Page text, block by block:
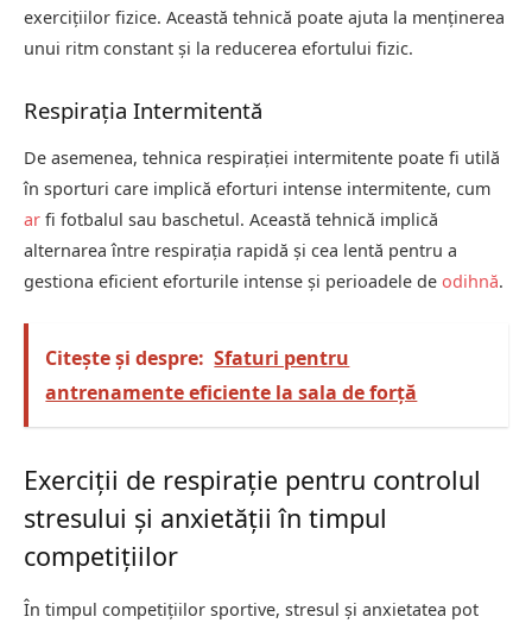
exercițiilor fizice. Această tehnică poate ajuta la menținerea
unui ritm constant și la reducerea efortului fizic.
Respirația Intermitentă
De asemenea, tehnica respirației intermitente poate fi utilă
în sporturi care implică eforturi intense intermitente, cum
ar fi fotbalul sau baschetul. Această tehnică implică
alternarea între respirația rapidă și cea lentă pentru a
gestiona eficient eforturile intense și perioadele de odihnă.
Citește și despre: Sfaturi pentru
antrenamente eficiente la sala de forță
Exerciții de respirație pentru controlul
stresului și anxietății în timpul
competițiilor
În timpul competițiilor sportive, stresul și anxietatea pot